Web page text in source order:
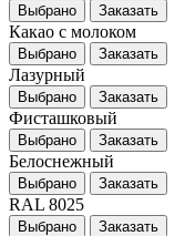
Выбрано Заказать
Какао с молоком
Выбрано Заказать
Лазурный
Выбрано Заказать
Фисташковый
Выбрано Заказать
Белоснежный
Выбрано Заказать
RAL 8025
Выбрано Заказать